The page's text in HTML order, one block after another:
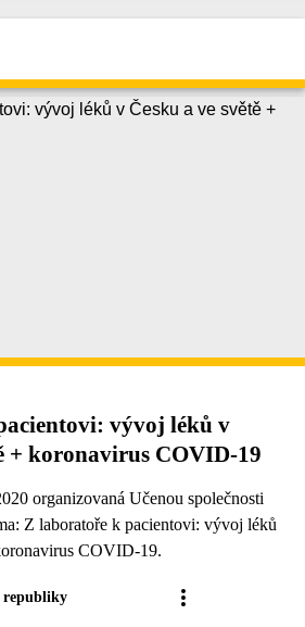
vývoj léků v
+ koronavirus COVID-19
organizovaná Učenou společnosti
Z laboratoře k pacientovi: vývoj léků
COVID-19.
republiky